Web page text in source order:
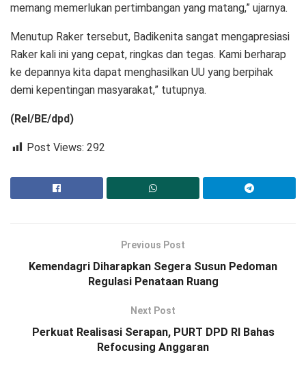
memang memerlukan pertimbangan yang matang,” ujarnya.
Menutup Raker tersebut, Badikenita sangat mengapresiasi
Raker kali ini yang cepat, ringkas dan tegas. Kami berharap
ke depannya kita dapat menghasilkan UU yang berpihak
demi kepentingan masyarakat,” tutupnya.
(Rel/BE/dpd)
Post Views: 292
Previous Post
Kemendagri Diharapkan Segera Susun Pedoman
Regulasi Penataan Ruang
Next Post
Perkuat Realisasi Serapan, PURT DPD RI Bahas
Refocusing Anggaran